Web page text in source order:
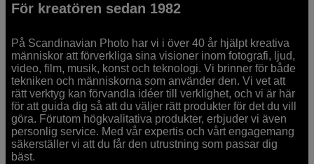
För kreatören sedan 1982
På Scandinavian Photo har vi i över 40 år hjälpt kreativa
människor att förverkliga sina visioner inom fotografi, ljud,
video, film, musik, konst och teknologi. Vi brinner för både
tekniken och människorna som använder den. Vi vet att
rätt verktyg kan förvandla idéer till verklighet, och vi är här
för att guida dig så att du väljer rätt produkter för det du vill
göra. Förutom högkvalitativa produkter, erbjuder vi även
personlig service. Med vår expertis och vårt engagemang
säkerställer vi att du får den utrustning som passar dig
bäst.